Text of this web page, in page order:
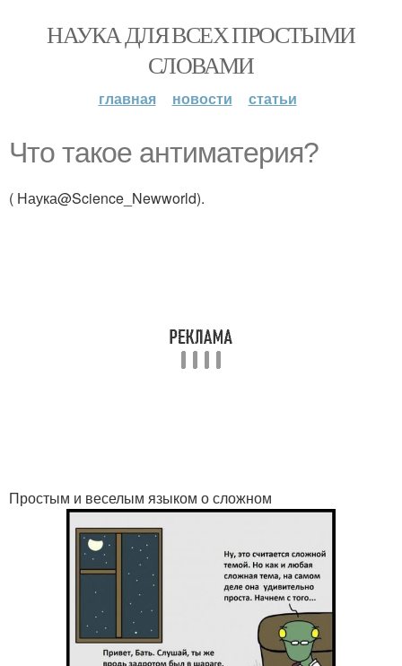
НАУКА ДЛЯ ВСЕХ ПРОСТЫМИ
СЛОВАМИ
главная новости статьи
Что такое антиматерия?
( Наука@Science_Newworld).
Простым и веселым языком о сложном